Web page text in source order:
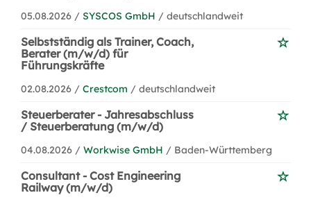
05.08.2026 / SYSCOS GmbH / deutschlandweit
Selbstständig als Trainer, Coach,
Berater (m/w/d) für
Führungskräfte
02.08.2026 / Crestcom / deutschlandweit
Steuerberater - Jahresabschluss
/ Steuerberatung (m/w/d)
04.08.2026 / Workwise GmbH / Baden-Württemberg
Consultant - Cost Engineering
Railway (m/w/d)